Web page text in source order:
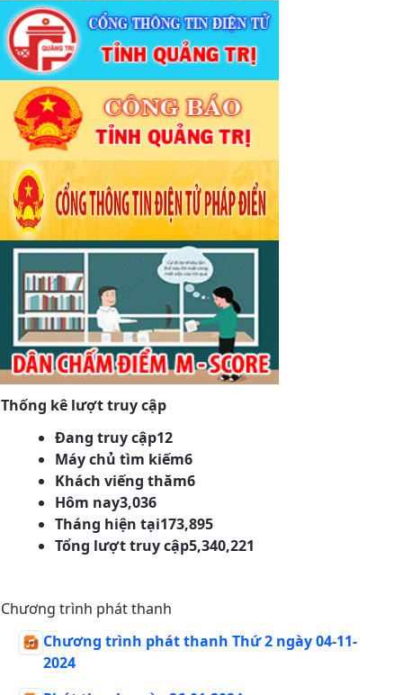
Thống kê lượt truy cập
Đang truy cập12
Máy chủ tìm kiếm6
Khách viếng thăm6
Hôm nay3,036
Tháng hiện tại173,895
Tổng lượt truy cập5,340,221
Chương trình phát thanh
Chương trình phát thanh Thứ 2 ngày 04-11-
2024